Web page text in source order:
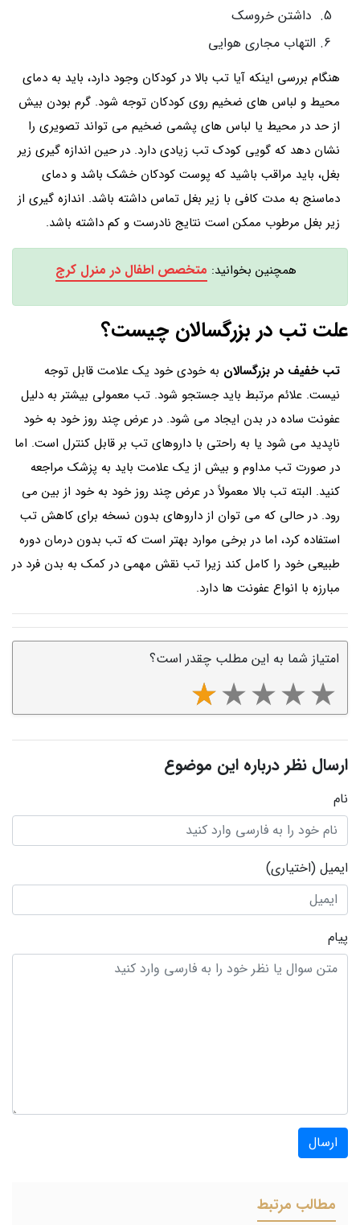
داشتن خروسک
التهاب مجاری هوایی
هنگام بررسی اینکه آیا تب بالا در کودکان وجود دارد، باید به دمای
محیط و لباس های ضخیم روی کودکان توجه شود. گرم بودن بیش
از حد در محیط یا لباس های پشمی ضخیم می تواند تصویری را
نشان دهد که گویی کودک تب زیادی دارد. در حین اندازه گیری زیر
بغل، باید مراقب باشید که پوست کودکان خشک باشد و دمای
دماسنج به مدت کافی با زیر بغل تماس داشته باشد. اندازه گیری از
زیر بغل مرطوب ممکن است نتایج نادرست و کم داشته باشد.
همچنین بخوانید: متخصص اطفال در منرل کرج
علت تب در بزرگسالان چیست؟
تب خفیف در بزرگسالان به خودی خود یک علامت قابل توجه
نیست. علائم مرتبط باید جستجو شود. تب معمولی بیشتر به دلیل
عفونت ساده در بدن ایجاد می شود. در عرض چند روز خود به خود
ناپدید می شود یا به راحتی با داروهای تب بر قابل کنترل است. اما
در صورت تب مداوم و بیش از یک علامت باید به پزشک مراجعه
کنید. البته تب بالا معمولاً در عرض چند روز خود به خود از بین می
رود. در حالی که می توان از داروهای بدون نسخه برای کاهش تب
استفاده کرد، اما در برخی موارد بهتر است که تب بدون درمان دوره
طبیعی خود را کامل کند زیرا تب نقش مهمی در کمک به بدن فرد در
مبارزه با انواع عفونت ها دارد.
امتیاز شما به این مطلب چقدر است؟
ارسال نظر درباره این موضوع
نام
ایمیل (اختیاری)
پیام
ارسال
مطالب مرتبط